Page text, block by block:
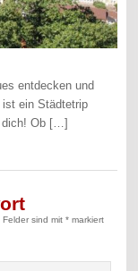
entdecken und
ist ein Städtetrip
dich! Ob […]
Felder sind mit* markiert